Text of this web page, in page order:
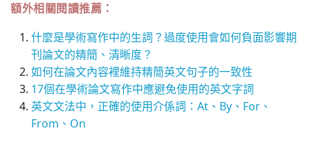
額外相關閱讀推薦：
什麼是學術寫作中的生詞？過度使用會如何負面影響期
刊論文的精簡、清晰度？
如何在論文內容裡維持精簡英文句子的一致性
17個在學術論文寫作中應避免使用的英文字詞
英文文法中，正確的使用介係詞：At、By、For、
From、On